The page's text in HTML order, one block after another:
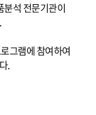
분석 전문기관이
그램에 참여하여
.